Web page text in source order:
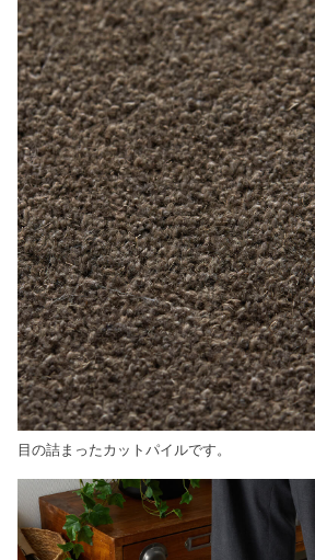
目の詰まったカットパイルです。